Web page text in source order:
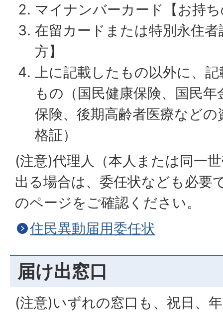
マイナンバーカード【お持
在留カードまたは特別永住
方】
上に記載したもの以外に、
もの（国民健康保険、国民
保険、後期高齢者医療など
格証）
(注意)代理人（本人または同一
出る場合は、委任状なども必要
のページをご確認ください。
住民異動届用委任状
届け出窓口
(注意)いずれの窓口も、祝日、